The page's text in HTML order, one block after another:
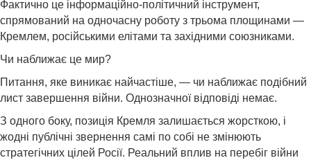
Фактично це інформаційно-політичний інструмент,
спрямований на одночасну роботу з трьома площинами —
Кремлем, російськими елітами та західними союзниками.
Чи наближає це мир?
Питання, яке виникає найчастіше, — чи наближає подібний
лист завершення війни. Однозначної відповіді немає.
З одного боку, позиція Кремля залишається жорсткою, і
жодні публічні звернення самі по собі не змінюють
стратегічних цілей Росії. Реальний вплив на перебіг війни